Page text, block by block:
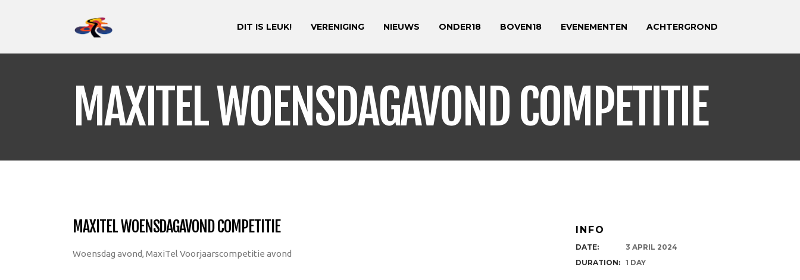
DIT IS LEUK! VERENIGING NIEUWS ONDER18 BOVEN18 EVENEMENTEN ACHTERGROND
MAXITEL WOENSDAGAVOND COMPETITIE
MAXITEL WOENSDAGAVOND COMPETITIE INFO
Woensdag avond, MaxiTel Voorjaarscompetitie avond
DATE:
3 APRIL 2024
DURATION: 1 DAY